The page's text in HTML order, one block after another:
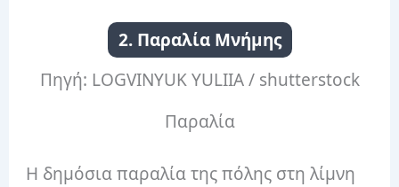
2. Παραλία Μνήμης
Πηγή: LOGVINYUK YULIIA / shutterstock
Παραλία
Η δημόσια παραλία της πόλης στη λίμνη